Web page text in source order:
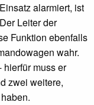
alarmiert, ist
Leiter der
Funktion ebenfalls
wahr.
hierfür muss er
zwei weitere,